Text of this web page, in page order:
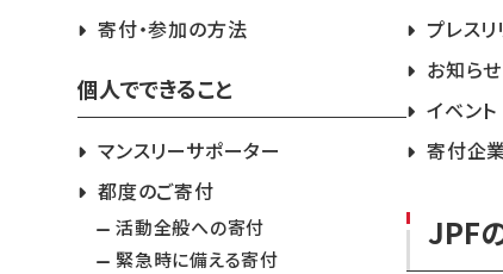
寄付・参加の方法
個人でできること
マンスリーサポーター
都度のご寄付
活動全般への寄付
緊急時に備える寄付
プレス
お知らせ
イベント
寄付企
JPF